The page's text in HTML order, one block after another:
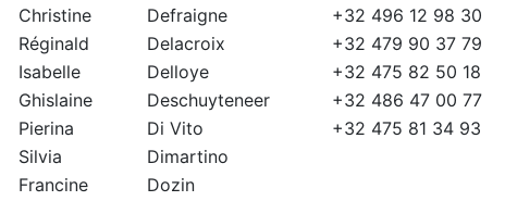
Christine
Defraigne
+32 496 12 98 30
Réginald
Delacroix
+32 479 90 37 79
Isabelle
Delloye
+32 475 82 50 18
Ghislaine
Deschuyteneer
+32 486 47 00 77
Pierina
Di Vito
+32 475 81 34 93
Silvia
Dimartino
Francine
Dozin